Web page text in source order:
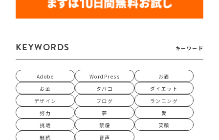
KEYWORDS キーワード
Adobe WordPress
お酒
お金
タバコ
ダイエット
デザイン
ブログ
ランニング
努力
夢
愛
挑戦
禁煙
笑顔
継続
音声